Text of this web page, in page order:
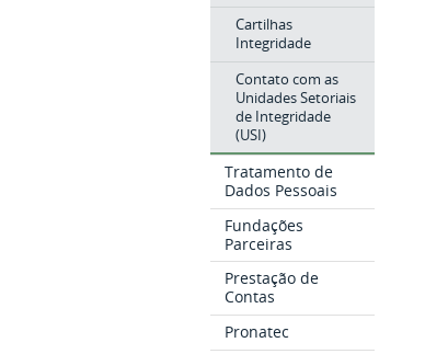
Cartilhas
Integridade
Contato com as
Unidades Setoriais
de Integridade
(USI)
Tratamento de
Dados Pessoais
Fundações
Parceiras
Prestação de
Contas
Pronatec